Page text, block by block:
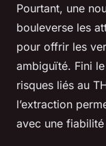
Pourtant, une
bouleverse les
pour offrir les
ambiguïté. Fini
risques liés au
l’extraction
avec une